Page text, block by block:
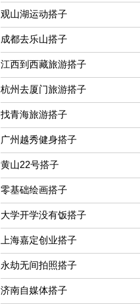
观山湖运动搭子
成都去乐山搭子
江西到西藏旅游搭子
杭州去厦门旅游搭子
找青海旅游搭子
广州越秀健身搭子
黄山22号搭子
零基础绘画搭子
大学开学没有饭搭子
上海嘉定创业搭子
永劫无间拍照搭子
济南自媒体搭子